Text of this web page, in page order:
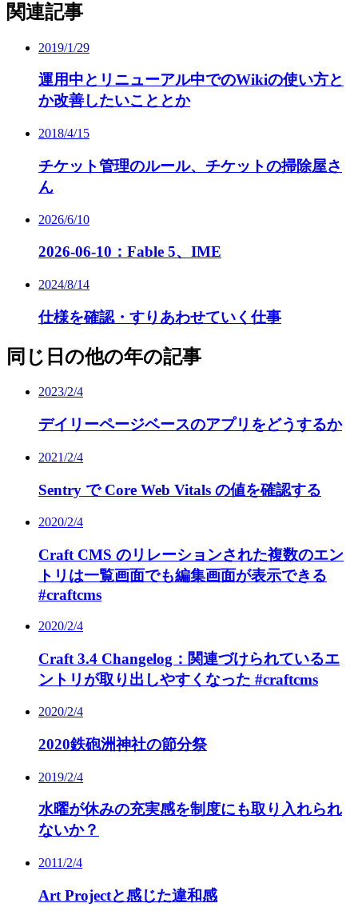
関連記事
2019/1/29
運用中とリニューアル中でのWikiの使い方と
か改善したいこととか
2018/4/15
チケット管理のルール、チケットの掃除屋さ
ん
2026/6/10
2026-06-10：Fable 5、IME
2024/8/14
仕様を確認・すりあわせていく仕事
同じ日の他の年の記事
2023/2/4
デイリーページベースのアプリをどうするか
2021/2/4
Sentry で Core Web Vitals の値を確認する
2020/2/4
Craft CMS のリレーションされた複数のエン
トリは一覧画面でも編集画面が表示できる
#craftcms
2020/2/4
Craft 3.4 Changelog：関連づけられているエ
ントリが取り出しやすくなった #craftcms
2020/2/4
2020鉄砲洲神社の節分祭
2019/2/4
水曜が休みの充実感を制度にも取り入れられ
ないか？
2011/2/4
Art Projectと感じた違和感